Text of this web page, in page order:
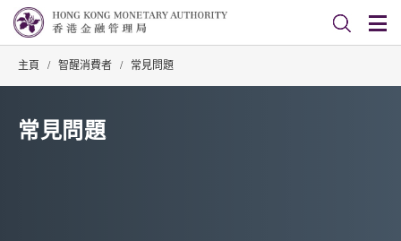
主頁 / 智醒消費者 / 常見問題
常見問題